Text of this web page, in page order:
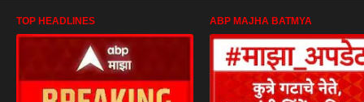
TOP HEADLINES ABP MAJHA BATMYA